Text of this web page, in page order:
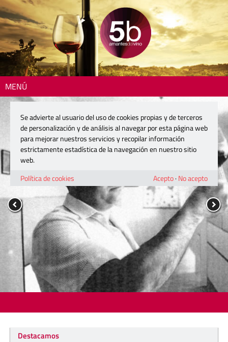
MENÚ
Destacamos
Se advierte al usuario del uso de cookies propias y de terceros
de personalización y de análisis al navegar por esta página web
para mejorar nuestros servicios y recopilar información
estrictamente estadística de la navegación en nuestro sitio
web.
Política de cookies
Acepto· No acepto